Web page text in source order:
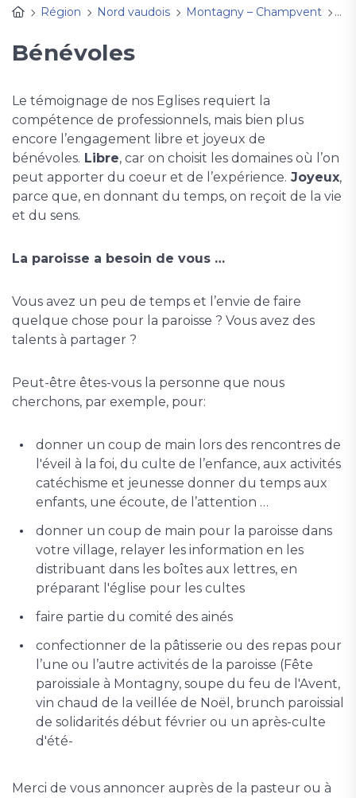
Région
Nord vaudois Montagny – Champvent
Bénévoles
Le témoignage de nos Eglises requiert la
compétence de professionnels, mais bien plus
encore l’engagement libre et joyeux de
bénévoles. Libre, car on choisit les domaines où l’on
peut apporter du coeur et de l’expérience. Joyeux,
parce que, en donnant du temps, on reçoit de la vie
et du sens.
La paroisse a besoin de vous …
Vous avez un peu de temps et l’envie de faire
quelque chose pour la paroisse ? Vous avez des
talents à partager ?
Peut-être êtes-vous la personne que nous
cherchons, par exemple, pour:
donner un coup de main lors des rencontres de
l'éveil à la foi, du culte de l’enfance, aux activités
catéchisme et jeunesse donner du temps aux
enfants, une écoute, de l’attention …
donner un coup de main pour la paroisse dans
votre village, relayer les information en les
distribuant dans les boîtes aux lettres, en
préparant l'église pour les cultes
faire partie du comité des ainés
confectionner de la pâtisserie ou des repas pour
l’une ou l’autre activités de la paroisse (Fête
paroissiale à Montagny, soupe du feu de l'Avent,
vin chaud de la veillée de Noël, brunch paroissial
de solidarités début février ou un après-culte
d'été-
Merci de vous annoncer auprès de la pasteur ou à